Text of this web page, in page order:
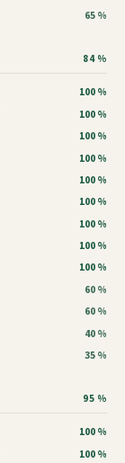
65 %
84 %
100 %
100 %
100 %
100 %
100 %
100 %
100 %
100 %
100 %
60 %
60 %
40 %
35 %
95 %
100 %
100 %